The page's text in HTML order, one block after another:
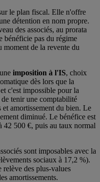
le plan fiscal. Elle n'offre
détention en nom propre.
des associés, au prorata
bénéficie pas du régime
moment de la revente du
imposition à l'IS, choix
dès lors que la
c'est impossible pour la
tenir une comptabilité
et amortissement du bien. Le
diminué. Le bénéfice est
42 500 €, puis au taux normal
sont imposables avec la
sociaux à 17,2 %).
des plus-values
amortissements.